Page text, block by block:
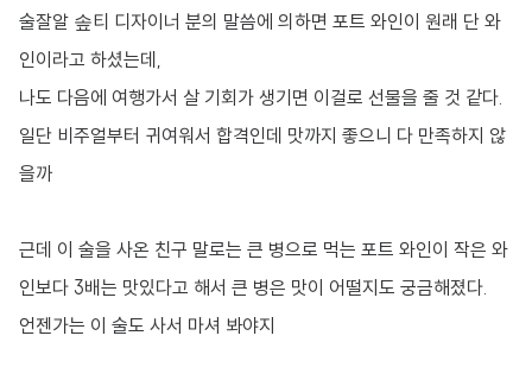
술잘알 솦티 디자이너 분의 말씀에 의하면 포트 와인이 원래 단 와
인이라고 하셨는데,
나도 다음에 여행가서 살 기회가 생기면 이걸로 선물을 줄 것 같다.
일단 비주얼부터 귀여워서 합격인데 맛까지 좋으니 다 만족하지 않
을까
근데 이 술을 사온 친구 말로는 큰 병으로 먹는 포트 와인이 작은 와
인보다 3배는 맛있다고 해서 큰 병은 맛이 어떨지도 궁금해졌다.
언젠가는 이 술도 사서 마셔 봐야지